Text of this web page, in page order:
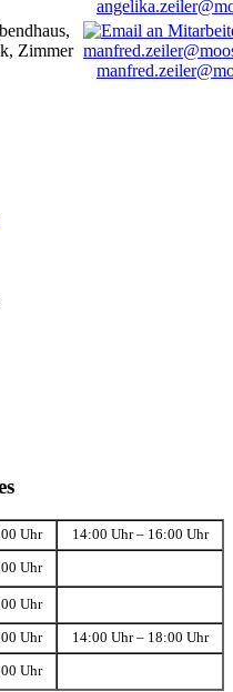
Zimmer
Uhr 14:00 Uhr – 16:00 Uhr
Uhr
Uhr
Uhr 14:00 Uhr – 18:00 Uhr
Uhr